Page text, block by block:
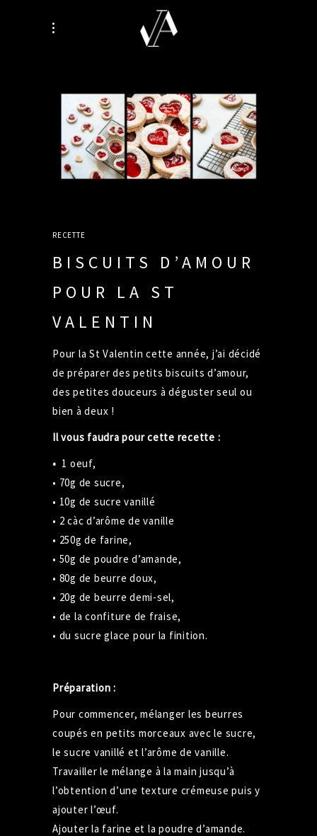
RECETTE
BISCUITS D’AMOUR
POUR LA ST
VALENTIN
Pour la St Valentin cette année, j’ai décidé
de préparer des petits biscuits d’amour,
des petites douceurs à déguster seul ou
bien à deux !
Il vous faudra pour cette recette :
• 1 oeuf,
• 70g de sucre,
• 10g de sucre vanillé
• 2 càc d’arôme de vanille
• 250g de farine,
• 50g de poudre d’amande,
• 80g de beurre doux,
• 20g de beurre demi-sel,
• de la confiture de fraise,
• du sucre glace pour la finition.
Préparation :
Pour commencer, mélanger les beurres
coupés en petits morceaux avec le sucre,
le sucre vanillé et l’arôme de vanille.
Travailler le mélange à la main jusqu’à
l’obtention d’une texture crémeuse puis y
ajouter l’œuf.
Ajouter la farine et la poudre d’amande.